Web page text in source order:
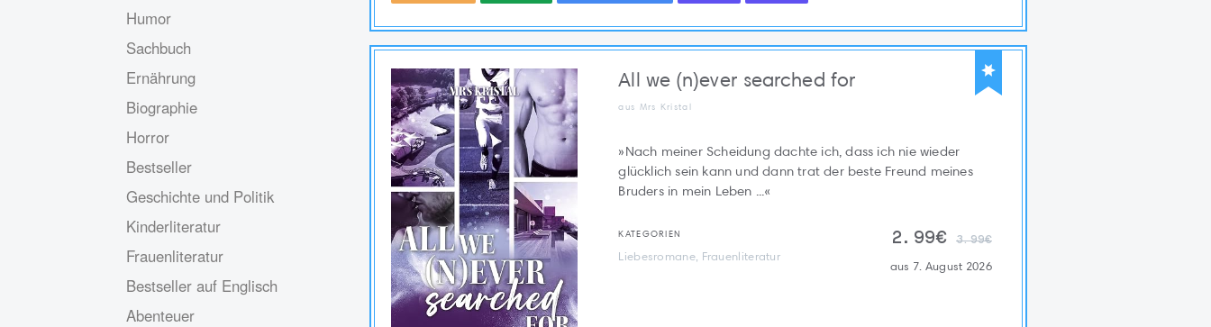
Humor
Sachbuch
Ernährung
Biographie
Horror
Bestseller
Geschichte und Politik
Kinderliteratur
Frauenliteratur
Bestseller auf Englisch
Abenteuer
All we (n)ever searched for
aus Mrs Kristal
»Nach meiner Scheidung dachte ich, dass ich nie wieder
glücklich sein kann und dann trat der beste Freund meines
Bruders in mein Leben ...«
KATEGORIEN
Liebesromane, Frauenliteratur
2.99€ 3.99€
aus 7. August 2026